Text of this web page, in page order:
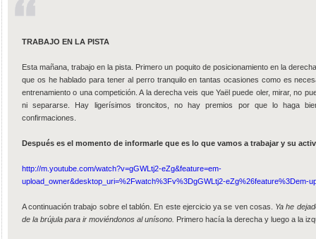
TRABAJO EN LA PISTA
Esta mañana, trabajo en la pista. Primero un poquito de posicionamiento en la
que os he hablado para tener al perro tranquilo en tantas ocasiones como es
entrenamiento o una competición. A la derecha veis que Yaël puede oler, mirar, no
ni separarse. Hay ligerísimos tironcitos, no hay premios por que lo haga
confirmaciones.
Después es el momento de informarle que es lo que vamos a trabajar y su
http://m.youtube.com/watch?v=gGWLtj2-eZg&feature=em-
upload_owner&desktop_uri=%2Fwatch%3Fv%3DgGWLtj2-eZg%26feature%3Dem-
A continuación trabajo sobre el tablón. En este ejercicio ya se ven cosas. Ya he
de la brújula para ir moviéndonos al unísono. Primero hacía la derecha y luego a la